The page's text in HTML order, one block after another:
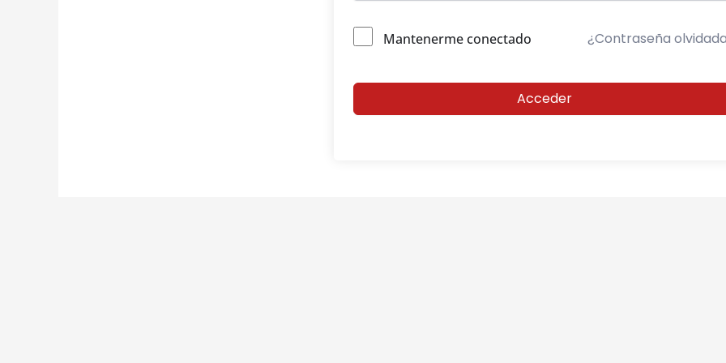
Mantenerme conectado ¿Contraseña
Acceder